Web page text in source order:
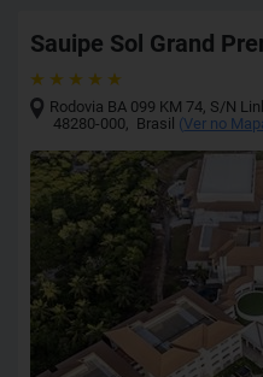
Sauipe Sol Grand
Rodovia BA 099 KM 74, S/N
48280-000, Brasil (Ver no